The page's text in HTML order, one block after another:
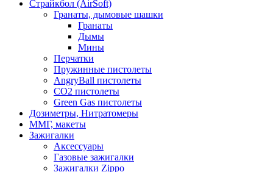
Страйкбол (AirSoft)
Гранаты, дымовые шашки
Гранаты
Дымы
Мины
Перчатки
Пружинные пистолеты
AngryBall пистолеты
CO2 пистолеты
Green Gas пистолеты
Дозиметры, Нитратомеры
ММГ, макеты
Зажигалки
Аксессуары
Газовые зажигалки
Зажигалки Zippo